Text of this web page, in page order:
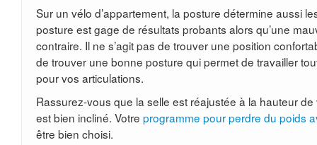
Sur un vélo d’appartement, la posture détermine aussi
posture est gage de résultats probants alors qu’une
contraire. Il ne s’agit pas de trouver une position
de trouver une bonne posture qui permet de travailler
pour vos articulations.
Rassurez-vous que la selle est réajustée à la hauteur
est bien incliné. Votre programme pour perdre du poids
être bien choisi.